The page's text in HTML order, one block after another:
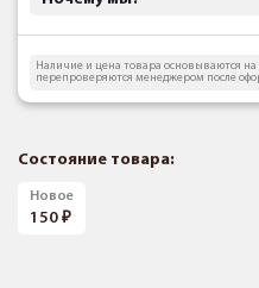
Наличие и цена товара основываются
перепроверяются менеджером после
Состояние товара:
Новое
150